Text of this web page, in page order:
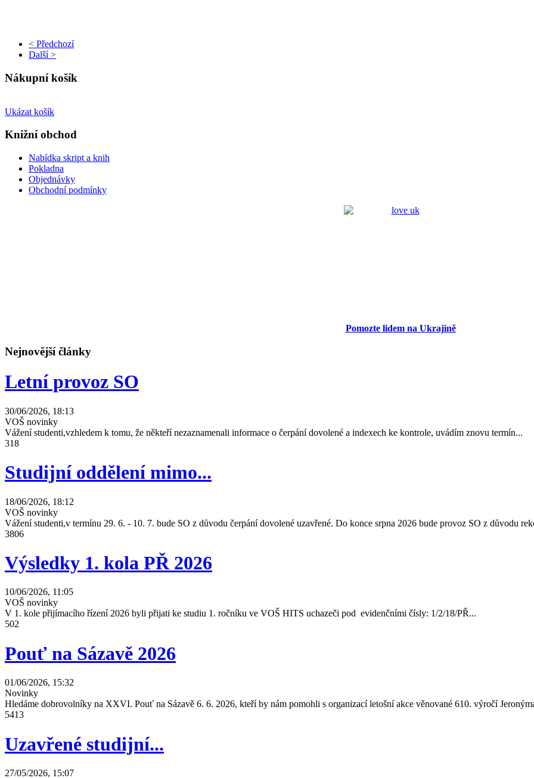
< Předchozí
Další >
Nákupní košík
Ukázat košík
Knižní obchod
Nabídka skript a knih
Pokladna
Objednávky
Obchodní podmínky
Pomozte lidem na Ukrajině
Nejnovější články
Letní provoz SO
30/06/2026, 18:13
VOŠ novinky
Vážení studenti,vzhledem k tomu, že někteří nezaznamenali informace o čerpání dovolené a indexech ke kontrole, uvádím znovu termín...
318
Studijní oddělení mimo...
18/06/2026, 18:12
VOŠ novinky
Vážení studenti,v termínu 29. 6. - 10. 7. bude SO z důvodu čerpání dovolené uzavřené. Do konce srpna 2026 bude provoz SO z důvodu
3806
Výsledky 1. kola PŘ 2026
10/06/2026, 11:05
VOŠ novinky
V 1. kole přijímacího řízení 2026 byli přijati ke studiu 1. ročníku ve VOŠ HITS uchazeči pod evidenčními čísly: 1/2/18/PŘ...
502
Pouť na Sázavě 2026
01/06/2026, 15:32
Novinky
Hledáme dobrovolníky na XXVI. Pouť na Sázavě 6. 6. 2026, kteří by nám pomohli s organizací letošní akce věnované 610. výročí
5413
Uzavřené studijní...
27/05/2026, 15:07